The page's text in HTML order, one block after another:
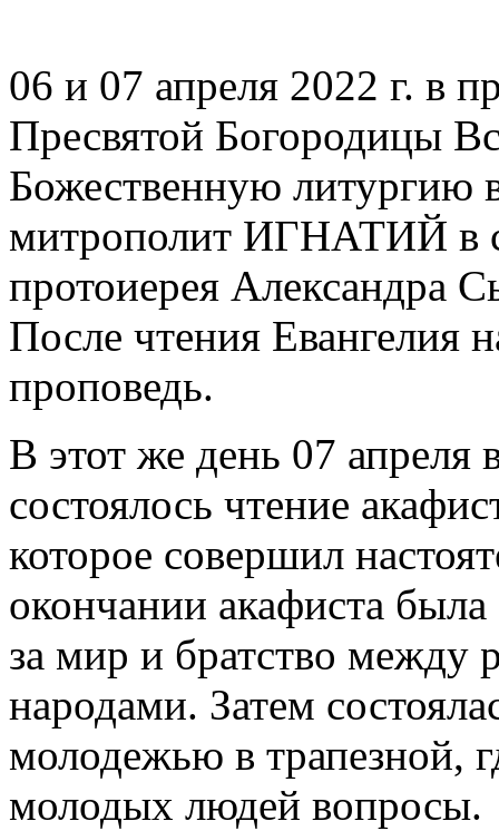
06 и 07 апреля 2022 г. в
Пресвятой Богородицы
Божественную литургию
митрополит ИГНАТИЙ в
протоиерея Александра
После чтения Евангелия
проповедь.
В этот же день 07
состоялось чтение
которое совершил
окончании акафиста
за мир и братство между
народами. Затем
молодежью в трапезной,
молодых людей вопросы.